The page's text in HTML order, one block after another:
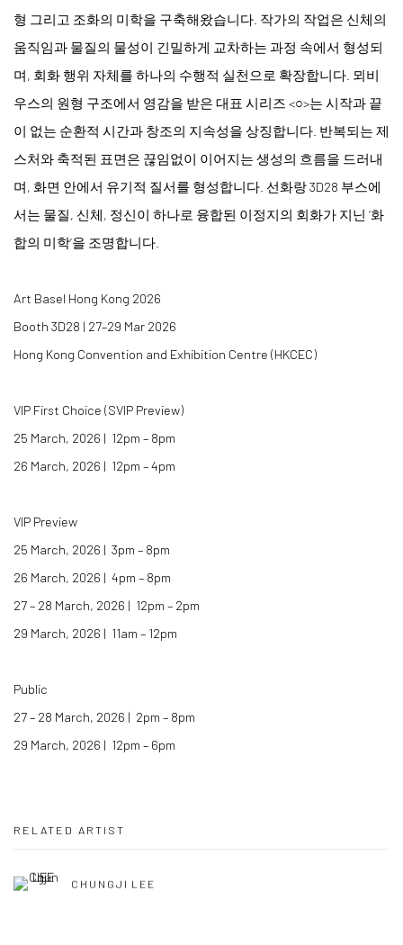
형 그리고 조화의 미학을 구축해왔습니다. 작가의 작업은 신체의
움직임과 물질의 물성이 긴밀하게 교차하는 과정 속에서 형성되
며, 회화 행위 자체를 하나의 수행적 실천으로 확장합니다. 뫼비
우스의 원형 구조에서 영감을 받은 대표 시리즈 <○>는 시작과 끝
이 없는 순환적 시간과 창조의 지속성을 상징합니다. 반복되는 제
스처와 축적된 표면은 끊임없이 이어지는 생성의 흐름을 드러내
며, 화면 안에서 유기적 질서를 형성합니다. 선화랑 3D28 부스에
서는 물질, 신체, 정신이 하나로 융합된 이정지의 회화가 지닌 ‘화
합의 미학’을 조명합니다.
Art Basel Hong Kong 2026
Booth 3D28 | 27–29 Mar 2026
Hong Kong Convention and Exhibition Centre (HKCEC)
VIP First Choice (SVIP Preview)
25 March, 2026 | 12pm – 8pm
26 March, 2026 | 12pm – 4pm
VIP Preview
25 March, 2026 | 3pm – 8pm
26 March, 2026 | 4pm – 8pm
27 – 28 March, 2026 | 12pm – 2pm
29 March, 2026 | 11am – 12pm
Public
27 – 28 March, 2026 | 2pm – 8pm
29 March, 2026 | 12pm – 6pm
RELATED ARTIST
CHUNGJI LEE